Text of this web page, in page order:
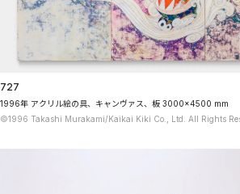
727
1996年 アクリル絵の具、キャンヴァス、板 3000×4500 mm
©1996 Takashi Murakami/Kaikai Kiki Co., Ltd. All Rights